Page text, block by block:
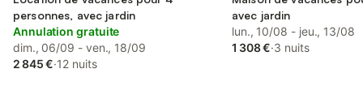
personnes, avec jardin
Annulation gratuite
dim., 06/09 - ven., 18/09
2 845 €·12 nuits
avec jardin
lun., 10/08 - jeu., 13/08
1 308 €·3 nuits